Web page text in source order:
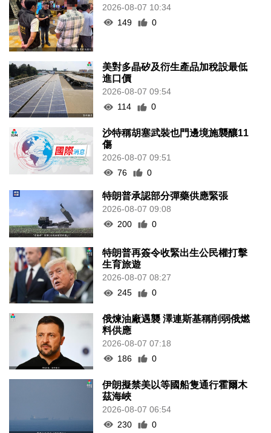
2026-08-07 10:34
149
0
美對多晶矽及衍生產品加稅設最低
進口價
2026-08-07 09:54
114
0
沙特稱胡塞武裝也門邊境施襲釀11
傷
2026-08-07 09:51
76
0
特朗普承認部分彈藥供應緊張
2026-08-07 09:08
200
0
特朗普再簽令收緊出生公民權打擊
生育旅遊
2026-08-07 08:27
245
0
俄煉油廠遇襲 澤連斯基稱削弱俄燃
料供應
2026-08-07 07:18
186
0
伊朗擬禁美以等國船隻通行霍爾木
茲海峽
2026-08-07 06:54
230
0